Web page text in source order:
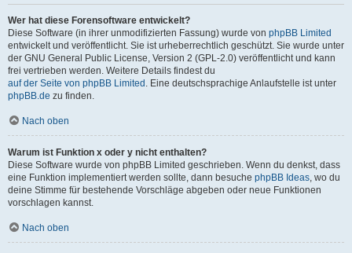
Wer hat diese Forensoftware entwickelt?
Diese Software (in ihrer unmodifizierten Fassung) wurde von phpBB Limited
entwickelt und veröffentlicht. Sie ist urheberrechtlich geschützt. Sie wurde unter
der GNU General Public License, Version 2 (GPL-2.0) veröffentlicht und kann
frei vertrieben werden. Weitere Details findest du
auf der Seite von phpBB Limited . Eine deutschsprachige Anlaufstelle ist unter
phpBB.de zu finden.
Nach oben
Warum ist Funktion x oder y nicht enthalten?
Diese Software wurde von phpBB Limited geschrieben. Wenn du denkst, dass
eine Funktion implementiert werden sollte, dann besuche phpBB Ideas, wo du
deine Stimme für bestehende Vorschläge abgeben oder neue Funktionen
vorschlagen kannst.
Nach oben